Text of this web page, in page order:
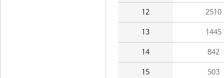
12 2510
13 1445
14 842
15 503